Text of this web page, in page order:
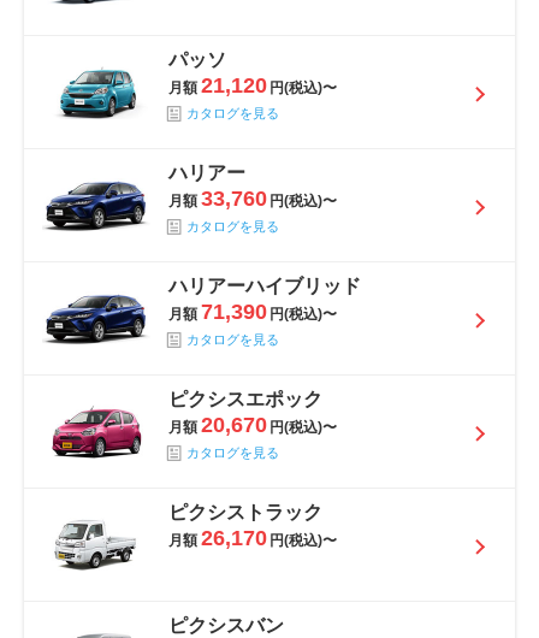
パッソ
月額 21,120 円(税込)〜
カタログを見る
ハリアー
月額 33,760 円(税込)〜
カタログを見る
ハリアーハイブリッド
月額 71,390 円(税込)〜
カタログを見る
ピクシスエポック
月額 20,670 円(税込)〜
カタログを見る
ピクシストラック
月額 26,170 円(税込)〜
ピクシスバン